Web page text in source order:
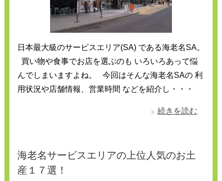
日本最大級のサービスエリア(SA) である海老名SA。
買い物や食事でお店を選ぶのも いろいろあって悩
んでしまいますよね。 今回はそんな海老名SAの 利
用状況や店舗情報、営業時間 などを紹介し・・・
続きを読む
海老名サービスエリアの上位人気のお土
産１７選！